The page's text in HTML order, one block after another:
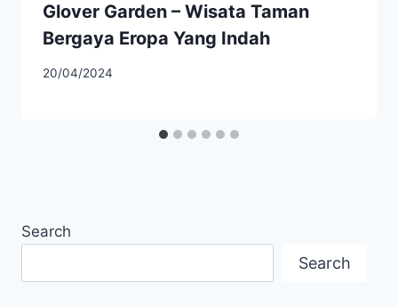
Glover Garden – Wisata Taman
Bergaya Eropa Yang Indah
20/04/2024
Search
Search